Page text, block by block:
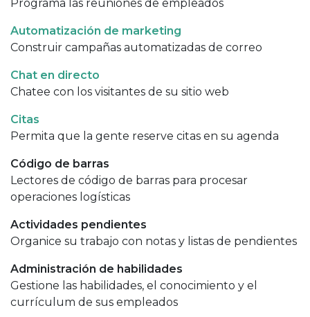
Programa las reuniones de empleados
Automatización de marketing
Construir campañas automatizadas de correo
Chat en directo
Chatee con los visitantes de su sitio web
Citas
Permita que la gente reserve citas en su agenda
Código de barras
Lectores de código de barras para procesar
operaciones logísticas
Actividades pendientes
Organice su trabajo con notas y listas de pendientes
Administración de habilidades
Gestione las habilidades, el conocimiento y el
currículum de sus empleados